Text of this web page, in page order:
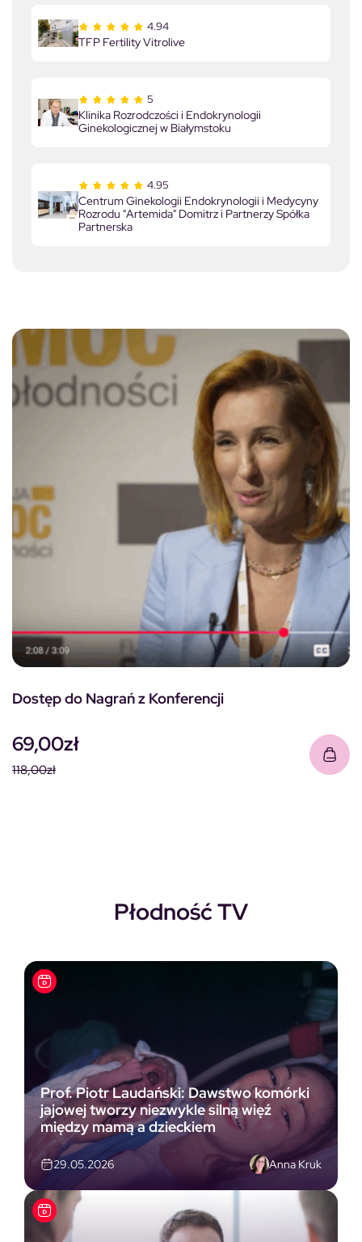
4.94
TFP Fertility Vitrolive
5
Klinika Rozrodczości i Endokrynologii
Ginekologicznej w Białymstoku
4.95
Centrum Ginekologii Endokrynologii i Medycyny
Rozrodu "Artemida" Domitrz i Partnerzy Spółka
Partnerska
Dostęp do Nagrań z Konferencji
118,00zł
69,00zł
Płodność TV
Prof. Piotr Laudański: Dawstwo komórki
jajowej tworzy niezwykle silną więź
między mamą a dzieckiem
29.05.2026 Anna Kruk